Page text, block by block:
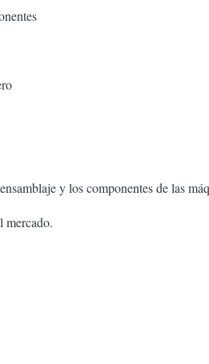
y los componentes de las
mercado.